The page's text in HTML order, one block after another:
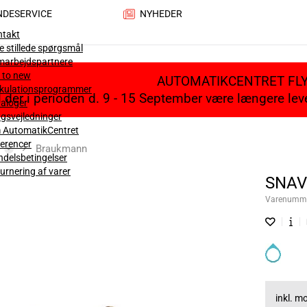
stillede spørgsmål
to new
AutomatikCentret
af varer
NYHEDER
AUTOMATIKCENTRET
der i perioden d. 9 - 15 September være længere
Braukmann
inkl.